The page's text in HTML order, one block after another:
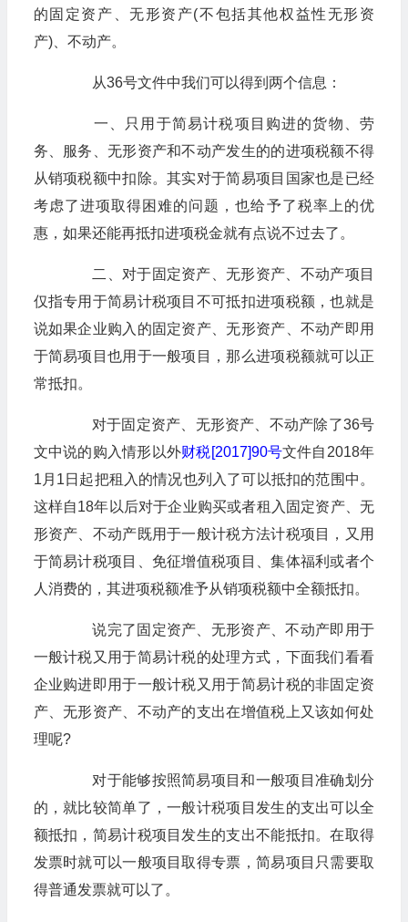
的固定资产、无形资产(不包括其他权益性无形资
产)、不动产。
从36号文件中我们可以得到两个信息：
一、只用于简易计税项目购进的货物、劳
务、服务、无形资产和不动产发生的的进项税额不得
从销项税额中扣除。其实对于简易项目国家也是已经
考虑了进项取得困难的问题，也给予了税率上的优
惠，如果还能再抵扣进项税金就有点说不过去了。
二、对于固定资产、无形资产、不动产项目
仅指专用于简易计税项目不可抵扣进项税额，也就是
说如果企业购入的固定资产、无形资产、不动产即用
于简易项目也用于一般项目，那么进项税额就可以正
常抵扣。
对于固定资产、无形资产、不动产除了36号
文中说的购入情形以外财税[2017]90号文件自2018年
1月1日起把租入的情况也列入了可以抵扣的范围中。
这样自18年以后对于企业购买或者租入固定资产、无
形资产、不动产既用于一般计税方法计税项目，又用
于简易计税项目、免征增值税项目、集体福利或者个
人消费的，其进项税额准予从销项税额中全额抵扣。
说完了固定资产、无形资产、不动产即用于
一般计税又用于简易计税的处理方式，下面我们看看
企业购进即用于一般计税又用于简易计税的非固定资
产、无形资产、不动产的支出在增值税上又该如何处
理呢?
对于能够按照简易项目和一般项目准确划分
的，就比较简单了，一般计税项目发生的支出可以全
额抵扣，简易计税项目发生的支出不能抵扣。在取得
发票时就可以一般项目取得专票，简易项目只需要取
得普通发票就可以了。